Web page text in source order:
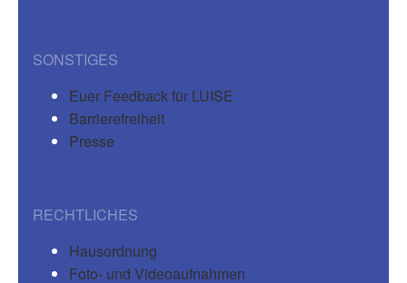
SONSTIGES
Euer Feedback für LUISE
Barrierefreiheit
Presse
RECHTLICHES
Hausordnung
Foto- und Videoaufnahmen